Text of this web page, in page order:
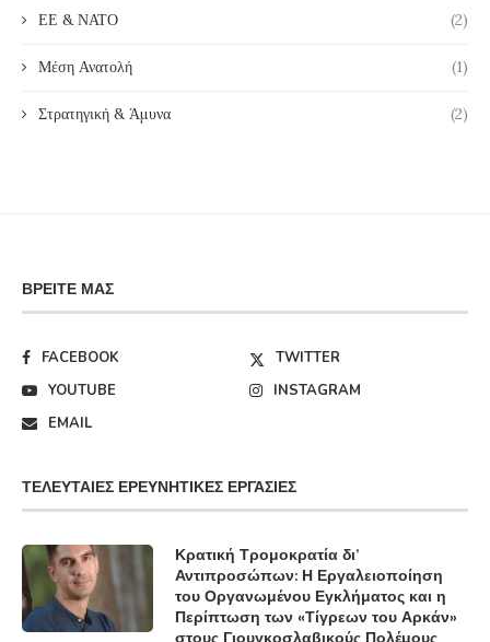
ΕΕ & ΝΑΤΟ (2)
Μέση Ανατολή (1)
Στρατηγική & Άμυνα (2)
ΒΡΕΊΤΕ ΜΑΣ
FACEBOOK
TWITTER
YOUTUBE
INSTAGRAM
EMAIL
ΤΕΛΕΥΤΑΊΕΣ ΕΡΕΥΝΗΤΙΚΈΣ ΕΡΓΑΣΊΕΣ
Κρατική Τρομοκρατία δι’
Αντιπροσώπων: Η Εργαλειοποίηση
του Οργανωμένου Εγκλήματος και η
Περίπτωση των «Τίγρεων του Αρκάν»